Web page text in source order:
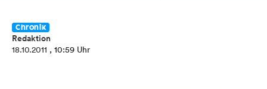
Chronik
Redaktion
18.10.2011 , 10:59 Uhr